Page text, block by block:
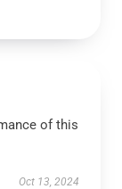
of this
Oct 13, 2024